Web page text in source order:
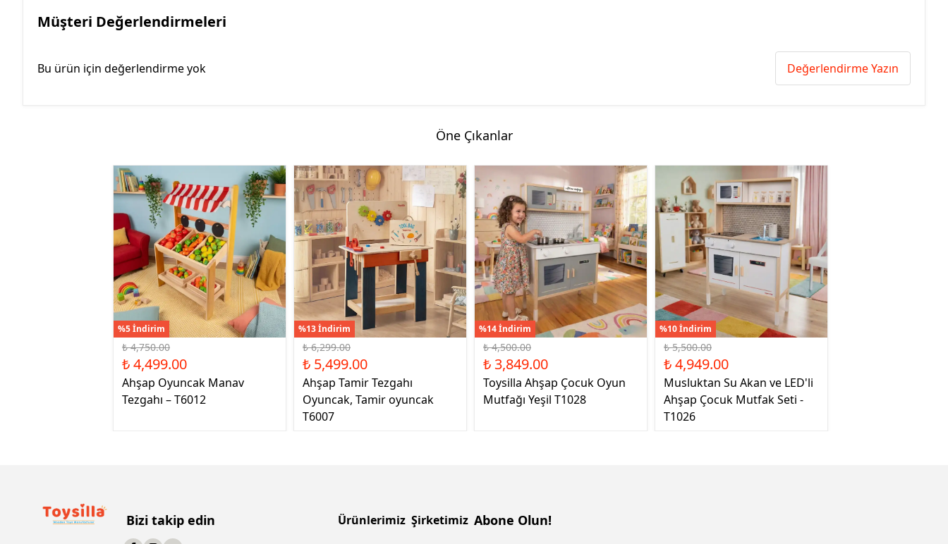
Müşteri Değerlendirmeleri
Bu ürün için değerlendirme yok Değerlendirme Yazın
Öne Çıkanlar
%5 İndirim
₺ 4,750.00
₺ 4,499.00
Ahşap Oyuncak Manav
Tezgahı – T6012
%13 İndirim
₺ 6,299.00
₺ 5,499.00
Ahşap Tamir Tezgahı
Oyuncak, Tamir oyuncak
T6007
%14 İndirim
₺ 4,500.00
₺ 3,849.00
Toysilla Ahşap Çocuk Oyun
Mutfağı Yeşil T1028
%10 İndirim
₺ 5,500.00
₺ 4,949.00
Musluktan Su Akan ve LED'li
Ahşap Çocuk Mutfak Seti -
T1026
Bizi takip edin
Ürünlerimiz Şirketimiz Abone Olun!